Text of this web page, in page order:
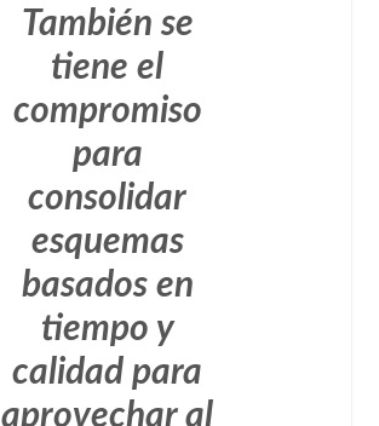
También se
tiene el
compromiso
para
consolidar
esquemas
basados en
tiempo y
calidad para
aprovechar al